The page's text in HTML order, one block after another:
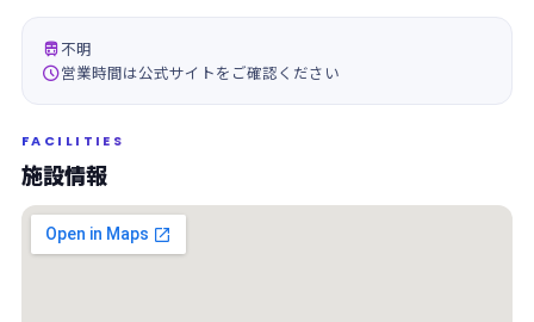
不明
営業時間は公式サイトをご確認ください
FACILITIES
施設情報